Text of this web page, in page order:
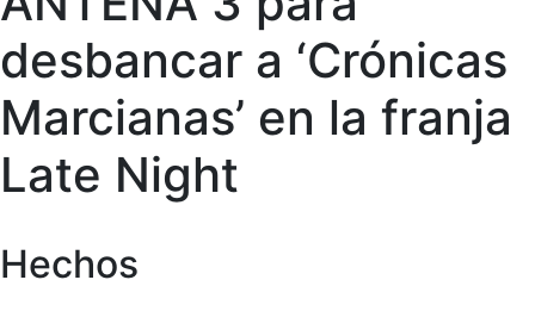
desbancar a ‘Crónicas
Marcianas’ en la franja
Late Night
Hechos